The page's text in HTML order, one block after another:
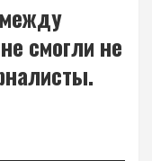
смогли не